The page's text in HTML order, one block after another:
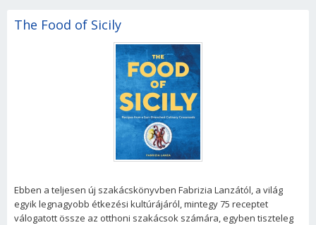
The Food of Sicily
Ebben a teljesen új szakácskönyvben Fabrizia Lanzától, a világ
egyik legnagyobb étkezési kultúrájáról, mintegy 75 receptet
válogatott össze az otthoni szakácsok számára, egyben tiszteleg